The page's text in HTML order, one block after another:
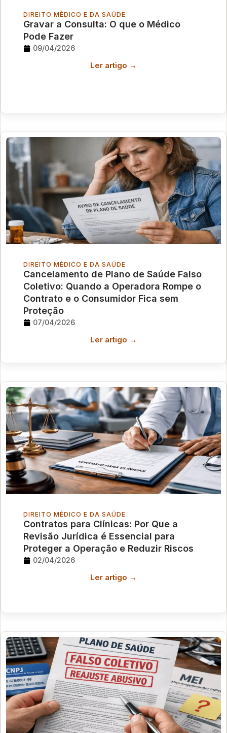
DIREITO MÉDICO E DA SAÚDE
Gravar a Consulta: O que o Médico
Pode Fazer
09/04/2026
Ler artigo →
DIREITO MÉDICO E DA SAÚDE
Cancelamento de Plano de Saúde Falso
Coletivo: Quando a Operadora Rompe o
Contrato e o Consumidor Fica sem
Proteção
07/04/2026
Ler artigo →
DIREITO MÉDICO E DA SAÚDE
Contratos para Clínicas: Por Que a
Revisão Jurídica é Essencial para
Proteger a Operação e Reduzir Riscos
02/04/2026
Ler artigo →